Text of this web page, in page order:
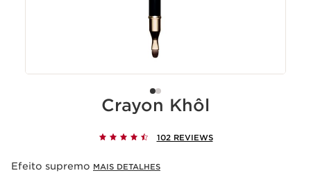
Crayon Khôl
102 REVIEWS
Efeito supremo MAIS DETALHES